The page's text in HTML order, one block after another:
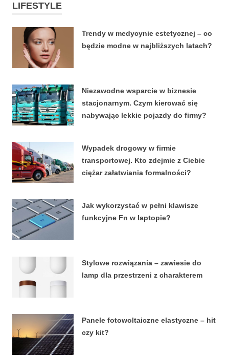
LIFESTYLE
Trendy w medycynie estetycznej – co
będzie modne w najbliższych latach?
Niezawodne wsparcie w biznesie
stacjonarnym. Czym kierować się
nabywając lekkie pojazdy do firmy?
Wypadek drogowy w firmie
transportowej. Kto zdejmie z Ciebie
ciężar załatwiania formalności?
Jak wykorzystać w pełni klawisze
funkcyjne Fn w laptopie?
Stylowe rozwiązania – zawiesie do
lamp dla przestrzeni z charakterem
Panele fotowoltaiczne elastyczne – hit
czy kit?